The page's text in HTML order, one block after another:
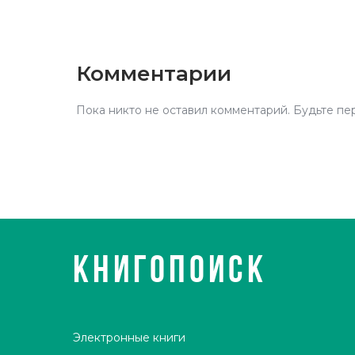
Комментарии
Пока никто не оставил комментарий. Будьте
КНИГОПОИСК
Электронные книги